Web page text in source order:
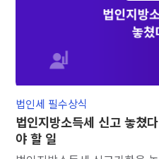
법인지방소득세 신고 놓쳤
야 할 일
법인세 필수상식